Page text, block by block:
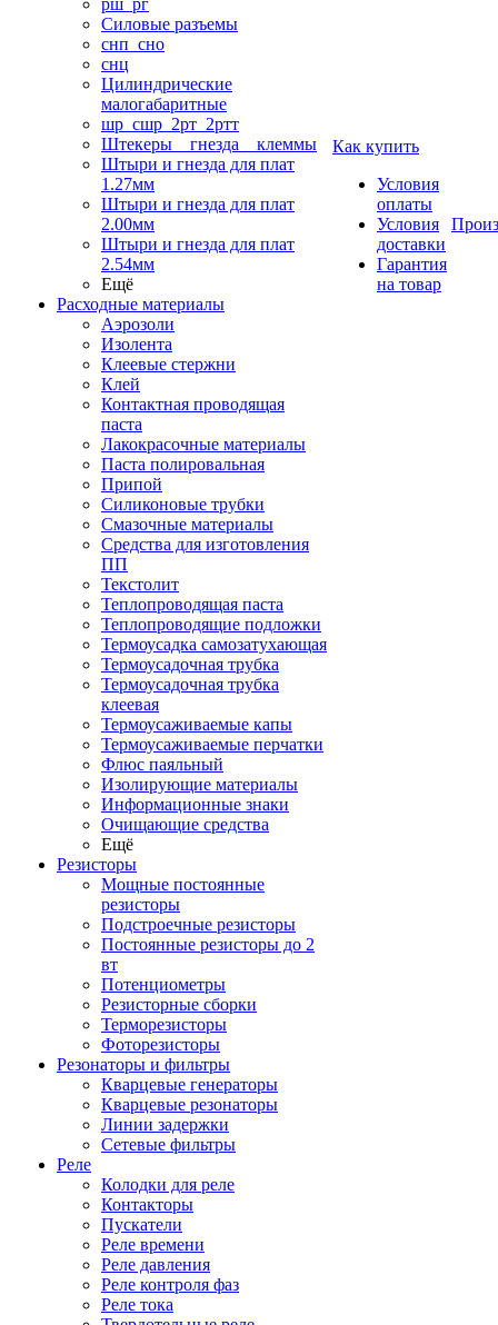
рш_рг
Силовые разъемы
снп_сно
снц
Цилиндрические
малогабаритные
шр_сшр_2рт_2ртт
Штекеры _ гнезда _ клеммы
Штыри и гнезда для плат
1.27мм
Штыри и гнезда для плат
2.00мм
Штыри и гнезда для плат
2.54мм
Ещё
Расходные материалы
Аэрозоли
Изолента
Клеевые стержни
Клей
Контактная проводящая
паста
Лакокрасочные материалы
Паста полировальная
Припой
Силиконовые трубки
Смазочные материалы
Средства для изготовления
ПП
Текстолит
Теплопроводящая паста
Теплопроводящие подложки
Термоусадка самозатухающая
Термоусадочная трубка
Термоусадочная трубка
клеевая
Термоусаживаемые капы
Термоусаживаемые перчатки
Флюс паяльный
Изолирующие материалы
Информационные знаки
Очищающие средства
Ещё
Резисторы
Мощные постоянные
резисторы
Подстроечные резисторы
Постоянные резисторы до 2
вт
Потенциометры
Резисторные сборки
Терморезисторы
Фоторезисторы
Резонаторы и фильтры
Кварцевые генераторы
Кварцевые резонаторы
Линии задержки
Сетевые фильтры
Реле
Колодки для реле
Контакторы
Пускатели
Реле времени
Реле давления
Реле контроля фаз
Реле тока
Как купить
Условия
оплаты
Условия
доставки
Гарантия
на товар